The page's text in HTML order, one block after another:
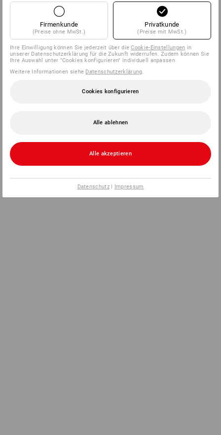
Firmenkunde
(Preise ohne MwSt.)
Privatkunde
(Preise mit MwSt.)
Ihre Einwilligung können Sie jederzeit über dieCookie-Einstellungen in
unserer Datenschutzerklärung für die Zukunft widerrufen. Zudem können Sie
Ihre Auswahl unter "Cookies konfigurieren" individuell anpassen
Weitere Informationen siehe Datenschutzerklärung.
Cookies konfigurieren
Alle ablehnen
Alle akzeptieren
Datenschutz| Impressum